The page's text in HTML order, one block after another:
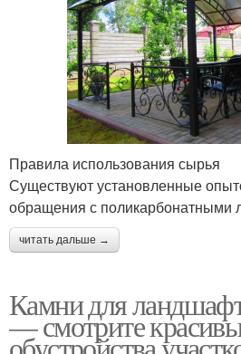
Правила использования сырья
Существуют установленные
обращения с поликарбонатными
читать дальше →
Камни для
— смотрите